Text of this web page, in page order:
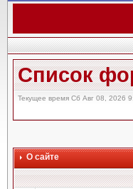
Список
Текущее время Сб Авг 08, 2026
О сайте